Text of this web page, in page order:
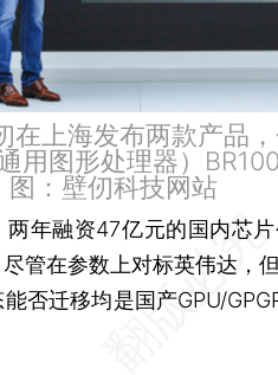
在上海发布两款产品
用图形处理器）
图：壁仞科技网站
两年融资47亿元的国内芯
管在参数上对标英伟达，
否迁移均是国产GPU/